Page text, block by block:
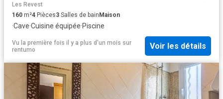
Les Revest
160 m²4 Pièces3 Salles de bainMaison
·Cave·Cuisine équipée·Piscine
Vu la première fois il y a plus d'un mois sur
rentumo
Voir les détails